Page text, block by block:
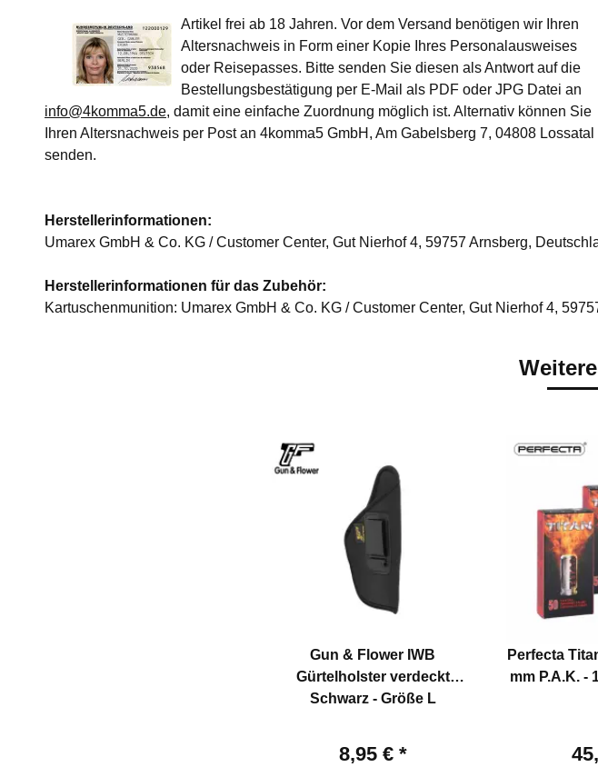
Artikel frei ab 18 Jahren. Vor dem Versand benötigen wir Ihren
Altersnachweis in Form einer Kopie Ihres Personalausweises
oder Reisepasses. Bitte senden Sie diesen als Antwort auf die
Bestellungsbestätigung per E-Mail als PDF oder JPG Datei an
info@4komma5.de, damit eine einfache Zuordnung möglich ist. Alternativ können Sie
Ihren Altersnachweis per Post an 4komma5 GmbH, Am Gabelsberg 7, 04808 Lossatal
senden.
Herstellerinformationen:
Umarex GmbH & Co. KG / Customer Center, Gut Nierhof 4, 59757 Arnsberg,
Herstellerinformationen für das Zubehör:
Kartuschenmunition: Umarex GmbH & Co. KG / Customer Center, Gut Nierhof 4,
Gun & Flower IWB
Gürtelholster verdeckt
Schwarz - Größe L
8,95 € *
Perfecta
mm P.A.K. -